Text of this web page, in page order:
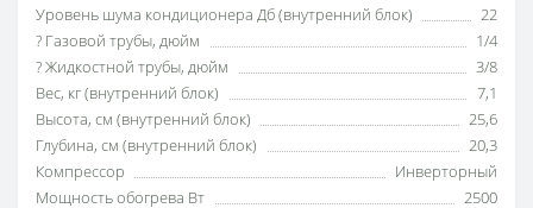
Уровень шума кондиционера Дб (внутренний блок)
22
? Газовой трубы, дюйм
1/4
? Жидкостной трубы, дюйм
3/8
Вес, кг (внутренний блок)
7,1
Высота, см (внутренний блок)
25,6
Глубина, см (внутренний блок)
20,3
Компрессор
Инверторный
Мощность обогрева Вт
2500